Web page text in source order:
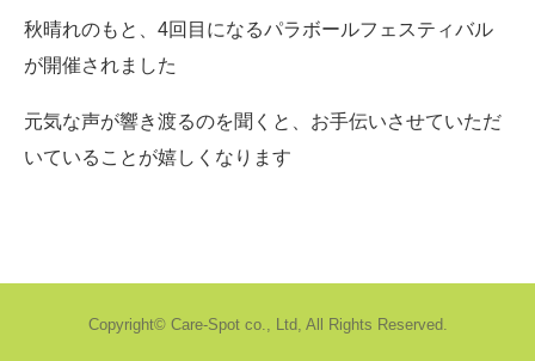
秋晴れのもと、4回目になるパラボールフェスティバル
が開催されました
元気な声が響き渡るのを聞くと、お手伝いさせていただ
いていることが嬉しくなります
Copyright© Care-Spot co., Ltd, All Rights Reserved.